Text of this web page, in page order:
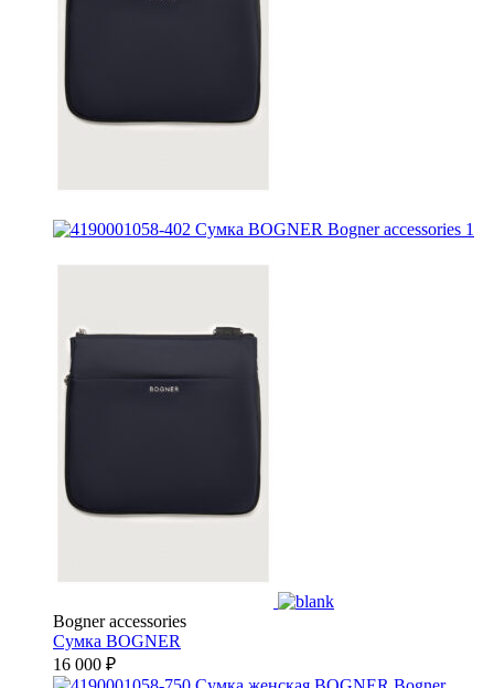
Bogner accessories
Сумка BOGNER
16 000 ₽